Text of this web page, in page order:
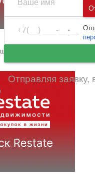
Москва
Отправляя